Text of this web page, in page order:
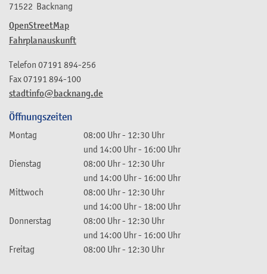
71522 Backnang
OpenStreetMap
Fahrplanauskunft
stadtinfo@backnang.de
Telefon 07191 894-256
Fax07191 894-100
Öffnungszeiten
Montag 08:00 Uhr- 12:30 Uhr
und 14:00 Uhr- 16:00 Uhr
Dienstag
08:00 Uhr- 12:30 Uhr
und 14:00 Uhr- 16:00 Uhr
Mittwoch
08:00 Uhr- 12:30 Uhr
und 14:00 Uhr- 18:00 Uhr
Donnerstag
08:00 Uhr- 12:30 Uhr
und 14:00 Uhr- 16:00 Uhr
Freitag
08:00 Uhr- 12:30 Uhr